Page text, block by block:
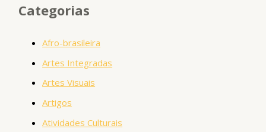
Categorias
Afro-brasileira
Artes Integradas
Artes Visuais
Artigos
Atividades Culturais